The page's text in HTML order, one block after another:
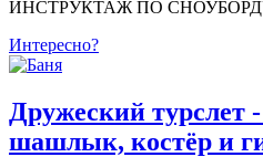
ИНСТРУКТАЖ ПО
Интересно?
Дружеский турслет
шашлык, костёр и